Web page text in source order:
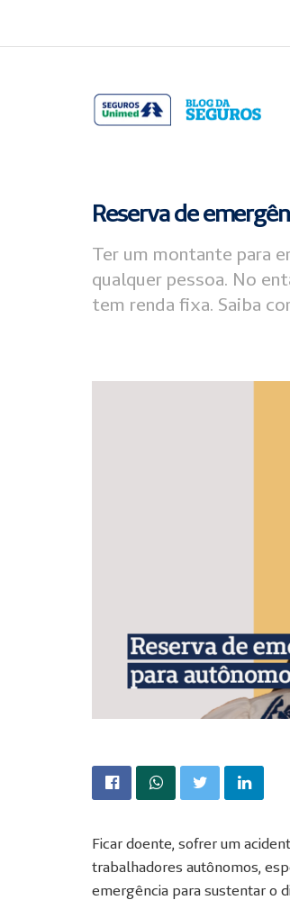
Reserva de
Ter um montante para
qualquer pessoa. No
tem renda fixa. Saiba
Ficar doente, sofrer um
trabalhadores autônomos,
emergência para sustentar o